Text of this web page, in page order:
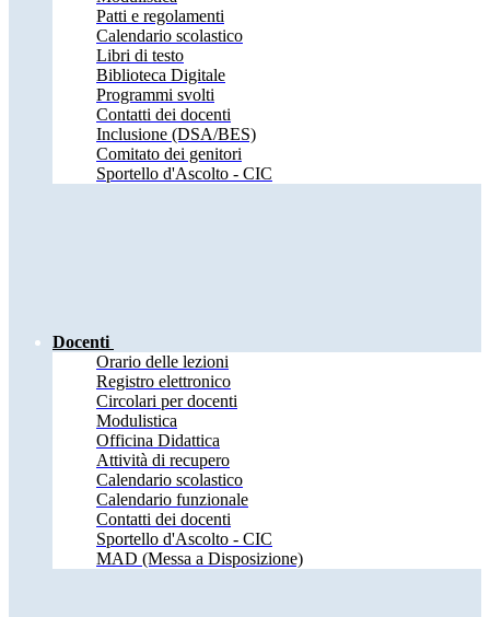
Patti e regolamenti
Calendario scolastico
Libri di testo
Biblioteca Digitale
Programmi svolti
Contatti dei docenti
Inclusione (DSA/BES)
Comitato dei genitori
Sportello d'Ascolto - CIC
Docenti
Orario delle lezioni
Registro elettronico
Circolari per docenti
Modulistica
Officina Didattica
Attività di recupero
Calendario scolastico
Calendario funzionale
Contatti dei docenti
Sportello d'Ascolto - CIC
MAD (Messa a Disposizione)